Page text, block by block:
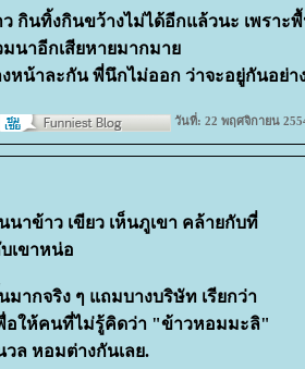
กินทิ้งกินขว้างไม่ได้อีกแล้วนะ เพราะ
นาอีกเสียหายมากมา
หน้าละกัน พี่นึกไม่ออก ว่าจะอยู่กันอย่า
วันที่: 22 พฤศจิกายน
นาข้าว เขียว เห็นภูเขา คล้ายกับที่
เขาหน่อ
ากจริง ๆ แถมบางบริษัท เรียกว่า
อให้คนที่ไม่รู้คิดว่า "ข้าวหอมมะลิ"
ล หอมต่างกันเลย.